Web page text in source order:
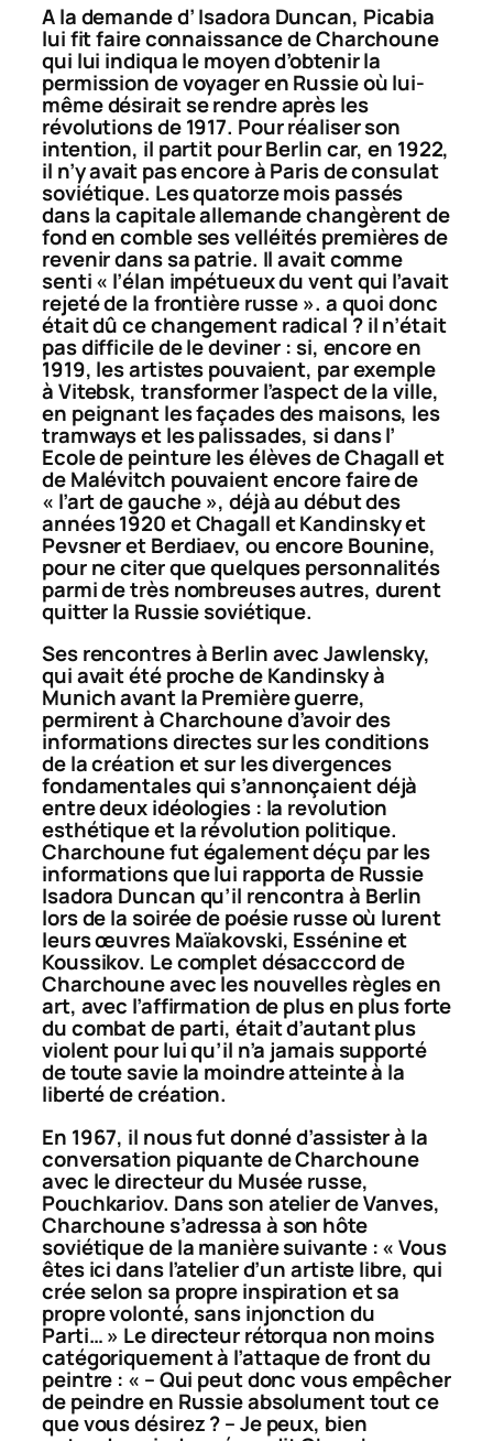
A la demande d’ Isadora Duncan, Picabia
lui fit faire connaissance de Charchoune
qui lui indiqua le moyen d’obtenir la
permission de voyager en Russie où lui-
même désirait se rendre après les
révolutions de 1917. Pour réaliser son
intention, il partit pour Berlin car, en 1922,
il n’y avait pas encore à Paris de consulat
soviétique. Les quatorze mois passés
dans la capitale allemande changèrent de
fond en comble ses velléités premières de
revenir dans sa patrie. Il avait comme
senti « l’élan impétueux du vent qui l’avait
rejeté de la frontière russe ». a quoi donc
était dû ce changement radical ? il n’était
pas difficile de le deviner : si, encore en
1919, les artistes pouvaient, par exemple
à Vitebsk, transformer l’aspect de la ville,
en peignant les façades des maisons, les
tramways et les palissades, si dans l’
Ecole de peinture les élèves de Chagall et
de Malévitch pouvaient encore faire de
« l’art de gauche », déjà au début des
années 1920 et Chagall et Kandinsky et
Pevsner et Berdiaev, ou encore Bounine,
pour ne citer que quelques personnalités
parmi de très nombreuses autres, durent
quitter la Russie soviétique.
Ses rencontres à Berlin avec Jawlensky,
qui avait été proche de Kandinsky à
Munich avant la Première guerre,
permirent à Charchoune d’avoir des
informations directes sur les conditions
de la création et sur les divergences
fondamentales qui s’annonçaient déjà
entre deux idéologies : la revolution
esthétique et la révolution politique.
Charchoune fut également déçu par les
informations que lui rapporta de Russie
Isadora Duncan qu’il rencontra à Berlin
lors de la soirée de poésie russe où lurent
leurs œuvres Maïakovski, Essénine et
Koussikov. Le complet désacccord de
Charchoune avec les nouvelles règles en
art, avec l’affirmation de plus en plus forte
du combat de parti, était d’autant plus
violent pour lui qu’il n’a jamais supporté
de toute savie la moindre atteinte à la
liberté de création.
En 1967, il nous fut donné d’assister à la
conversation piquante de Charchoune
avec le directeur du Musée russe,
Pouchkariov. Dans son atelier de Vanves,
Charchoune s’adressa à son hôte
soviétique de la manière suivante : « Vous
êtes ici dans l’atelier d’un artiste libre, qui
crée selon sa propre inspiration et sa
propre volonté, sans injonction du
Parti… » Le directeur rétorqua non moins
catégoriquement à l’attaque de front du
peintre : « – Qui peut donc vous empêcher
de peindre en Russie absolument tout ce
que vous désirez ? – Je peux, bien